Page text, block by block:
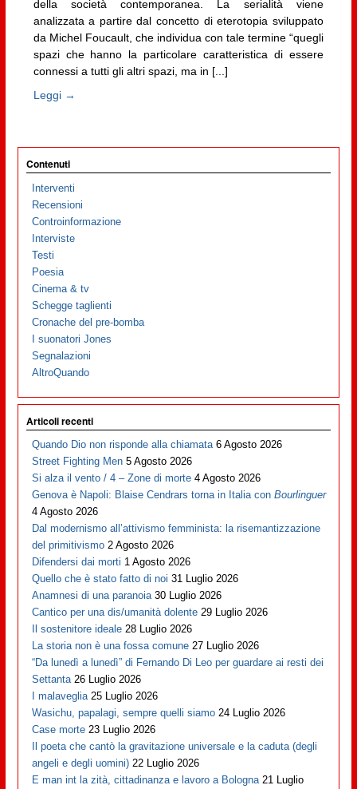
della società contemporanea. La serialità viene
analizzata a partire dal concetto di eterotopia sviluppato
da Michel Foucault, che individua con tale termine “quegli
spazi che hanno la particolare caratteristica di essere
connessi a tutti gli altri spazi, ma in [...]
Leggi →
Contenuti
Interventi
Recensioni
Controinformazione
Interviste
Testi
Poesia
Cinema & tv
Schegge taglienti
Cronache del pre-bomba
I suonatori Jones
Segnalazioni
AltroQuando
Articoli recenti
Quando Dio non risponde alla chiamata 6 Agosto 2026
Street Fighting Men 5 Agosto 2026
Si alza il vento / 4 – Zone di morte 4 Agosto 2026
Genova è Napoli: Blaise Cendrars torna in Italia conBourlinguer
4 Agosto 2026
Dal modernismo all’attivismo femminista: la risemantizzazione
del primitivismo 2 Agosto 2026
Difendersi dai morti 1 Agosto 2026
Quello che è stato fatto di noi 31 Luglio 2026
Anamnesi di una paranoia 30 Luglio 2026
Cantico per una dis/umanità dolente 29 Luglio 2026
Il sostenitore ideale 28 Luglio 2026
La storia non è una fossa comune 27 Luglio 2026
“Da lunedì a lunedì” di Fernando Di Leo per guardare ai resti dei
Settanta 26 Luglio 2026
I malaveglia 25 Luglio 2026
Wasichu, papalagi, sempre quelli siamo 24 Luglio 2026
Case morte 23 Luglio 2026
Il poeta che cantò la gravitazione universale e la caduta (degli
angeli e degli uomini) 22 Luglio 2026
E man int la zità, cittadinanza e lavoro a Bologna 21 Luglio